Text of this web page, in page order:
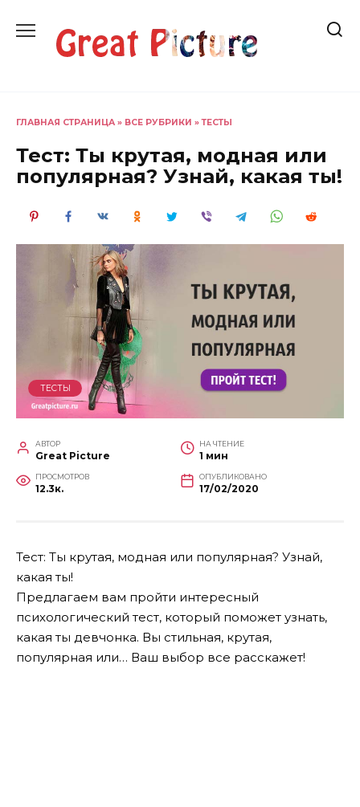
содержанию
ГЛАВНАЯ СТРАНИЦА » ВСЕ РУБРИКИ »ТЕСТЫ
Тест: Ты крутая, модная или
популярная? Узнай, какая ты!
ТЕСТЫ
АВТОР
Great Picture
НА ЧТЕНИЕ
1 мин
ПРОСМОТРОВ
12.3к.
ОПУБЛИКОВАНО
17/02/2020
Тест: Ты крутая, модная или популярная? Узнай,
какая ты!
Предлагаем вам пройти интересный
психологический тест, который поможет узнать,
какая ты девчонка. Вы стильная, крутая,
популярная или… Ваш выбор все расскажет!